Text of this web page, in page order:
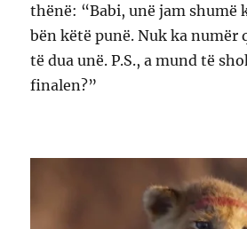
thënë: “Babi, unë jam shumë
bën këtë punë. Nuk ka numër
të dua unë. P.S., a mund të
finalen?”